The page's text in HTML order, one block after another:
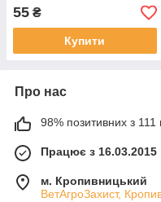
55 ₴
Купити
Про нас
98% позитивних з 111
Працює з 16.03.2015
м. Кропивницький
ВетАгроЗахист,